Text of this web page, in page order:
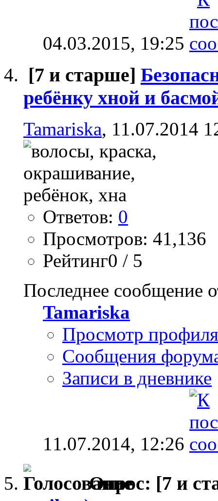
04.03.2015, 19:25
[7 и старше]
ребёнку хной и
Tamariska, 11.07.2014
Ответов: 0
Просмотров: 41,136
Рейтинг0 / 5
Последнее сообщение
Tamariska
Просмотр профиля
Сообщения
Записи в дневнике
11.07.2014, 12:26
Опрос: [7 и